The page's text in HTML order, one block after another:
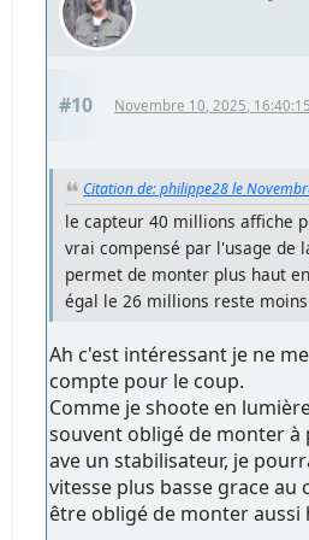
#10 Novembre 10, 2025, 16:40:15
Citation de: philippe28 le
le capteur 40 millions affiche
vrai compensé par l'usage de
permet de monter plus haut
égal le 26 millions reste
Ah c'est intéressant je ne
compte pour le coup.
Comme je shoote en
souvent obligé de monter à
ave un stabilisateur, je
vitesse plus basse grace au
être obligé de monter aussi